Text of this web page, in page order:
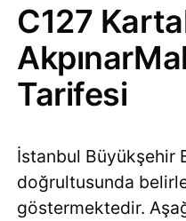
C127
Tarifesi
İstanbul Büyükşehir
doğrultusunda
göstermektedir.